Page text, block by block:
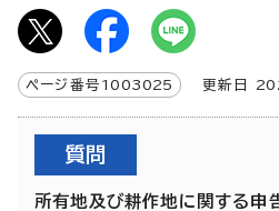
ページ番号 1003025 更新日
質問
所有地及び耕作地に関する申